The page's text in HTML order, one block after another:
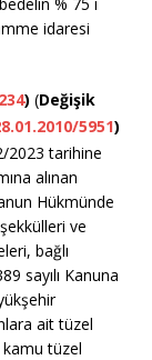
idaresi
) (Değişik
5951)
2023 tarihine
alınan
Hükmünde
ve
bağlı
sayılı Kanuna
ait tüzel
tüzel